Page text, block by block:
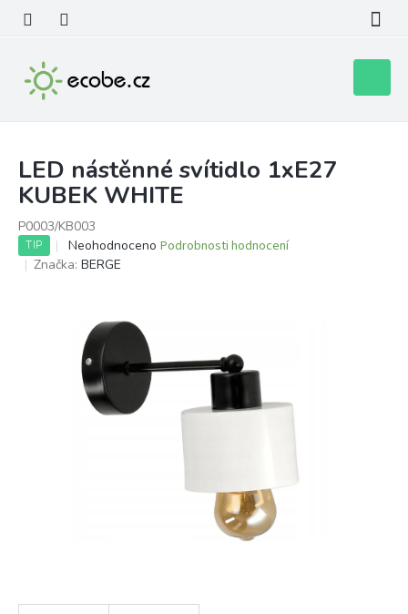
obsah
košík
LED nástěnné svítidlo 1xE27
KUBEK WHITE
P0003/KB003
TIP
Průměrné
hodnocení
hvězdiček.
Neohodnoceno Podrobnosti hodnocení
Značka: BERGE